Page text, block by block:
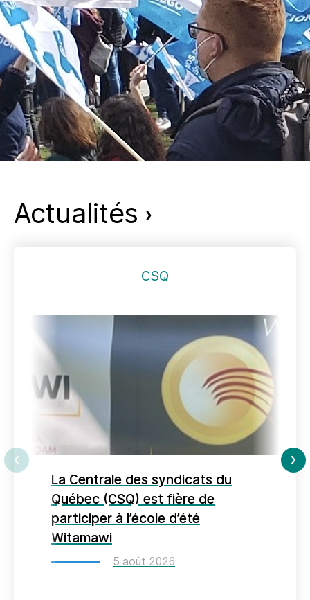
Actualités
CSQ
La Centrale des syndicats du
Québec (CSQ) est fière de
participer à l’école d’été
Witamawi
5 août 2026